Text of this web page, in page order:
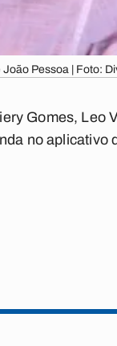
Pessoa | Foto:
Gomes, Leo
no aplicativo